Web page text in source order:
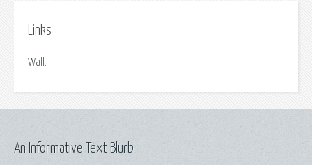
Links
Wall.
An Informative Text Blurb